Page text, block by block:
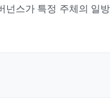
스가 특정 주체의 일